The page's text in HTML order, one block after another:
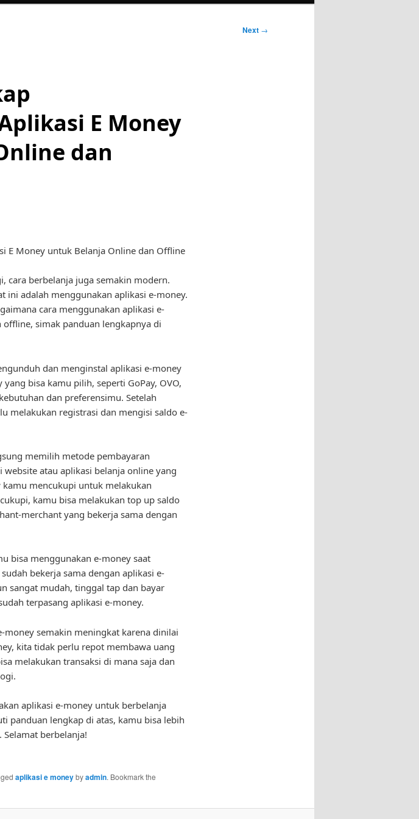
Next →
E Money
dan
E Money untuk Belanja Online dan Offline
cara berbelanja juga semakin modern.
ini adalah menggunakan aplikasi e-money.
cara menggunakan aplikasi e-
simak panduan lengkapnya di
dan menginstal aplikasi e-money
bisa kamu pilih, seperti GoPay, OVO,
dan preferensimu. Setelah
melakukan registrasi dan mengisi saldo e-
memilih metode pembayaran
atau aplikasi belanja online yang
mencukupi untuk melakukan
kamu bisa melakukan top up saldo
merchant yang bekerja sama dengan
bisa menggunakan e-money saat
bekerja sama dengan aplikasi e-
sangat mudah, tinggal tap dan bayar
terpasang aplikasi e-money.
semakin meningkat karena dinilai
kita tidak perlu repot membawa uang
melakukan transaksi di mana saja dan
aplikasi e-money untuk berbelanja
panduan lengkap di atas, kamu bisa lebih
berbelanja!
aplikasi e moneybyadmin. Bookmark the